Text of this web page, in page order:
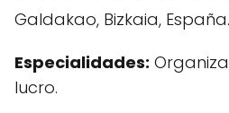
Galdakao, Bizkaia, España.
Especialidades:
lucro.